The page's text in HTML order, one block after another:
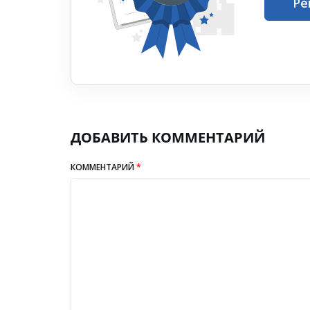
ДОБАВИТЬ КОММЕНТАРИЙ
КОММЕНТАРИЙ*